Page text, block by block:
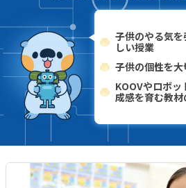
子供のやる気
しい授業
子供の個性を
KOOVやロボッ
成感を育む教